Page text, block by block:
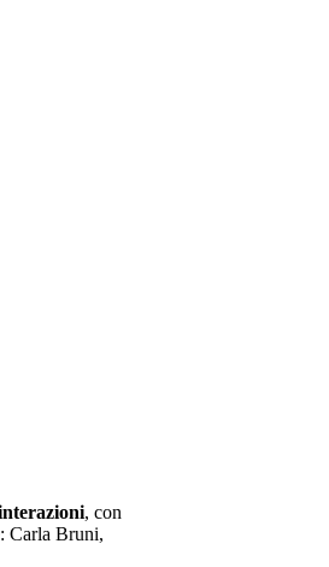
, con
Carla Bruni,